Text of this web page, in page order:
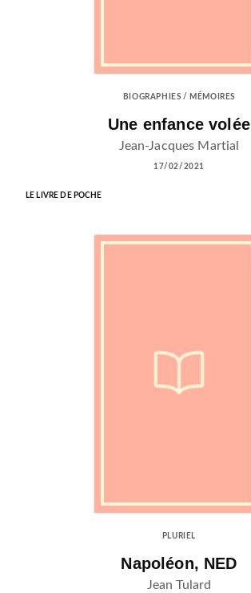
BIOGRAPHIES / MÉMOIRES
Une enfance volée
Jean-Jacques Martial
17/02/2021
LE LIVRE DE POCHE
PLURIEL
Napoléon, NED
Jean Tulard